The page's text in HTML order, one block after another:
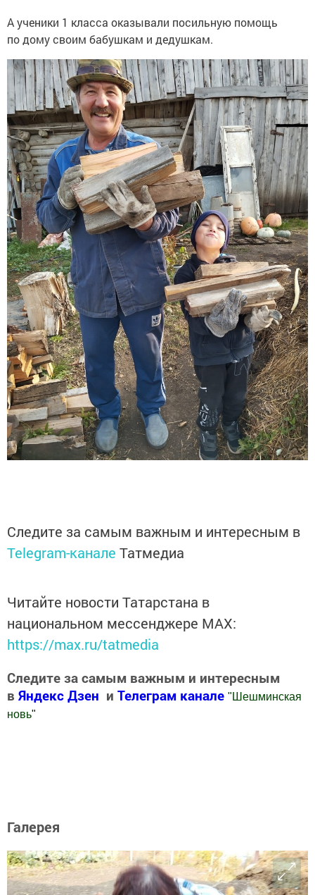
А ученики 1 класса оказывали посильную помощь
по дому своим бабушкам и дедушкам.
Следите за самым важным и интересным в
Telegram-канале Татмедиа
Читайте новости Татарстана в
национальном мессенджере MАХ:
https://max.ru/tatmedia
Следите за самым важным и интересным
в Яндекс Дзен и Телеграм канале " Шешминская
новь"
Галерея